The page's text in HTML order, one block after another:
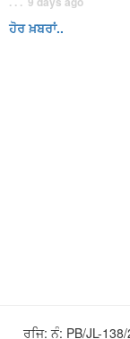
ਹੋਰ ਖ਼ਬਰਾਂ..
ਰਜਿ: ਨੰ: PB/JL-